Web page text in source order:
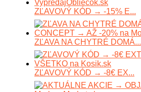
ZĽAVOVÝ KÓD → -15% E...
ZĽAVA NA CHYTRÉ DOMÁ...
ZĽAVOVÝ KÓD → -8€ EX...